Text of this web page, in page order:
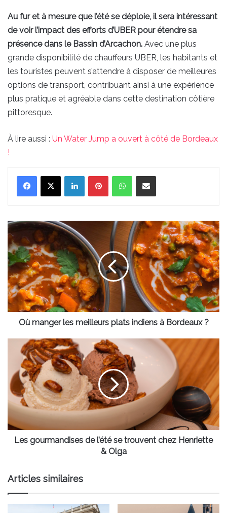
Au fur et à mesure que l’été se déploie, il sera intéressant
de voir l’impact des efforts d’UBER pour étendre sa
présence dans le Bassin d’Arcachon. Avec une plus
grande disponibilité de chauffeurs UBER, les habitants et
les touristes peuvent s’attendre à disposer de meilleures
options de transport, contribuant ainsi à une expérience
plus pratique et agréable dans cette destination côtière
pittoresque.
À lire aussi : Un Water Jump a ouvert à côté de Bordeaux
!
LinkedinPinterestWhatsAppPartager par email
Où
manger
les
meilleurs
plats
indiens
à
Bordeaux
?
Où manger les meilleurs plats indiens à Bordeaux ?
gourmandises
l’été
se
trouvent
chez
Henriette
&
Olga
Les gourmandises de l’été se trouvent chez Henriette
& Olga
Articles similaires